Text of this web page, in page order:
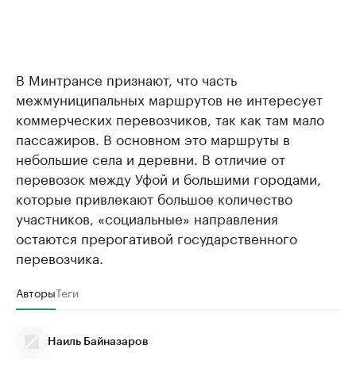
В Минтрансе признают, что часть
межмуниципальных маршрутов не интересует
коммерческих перевозчиков, так как там мало
пассажиров. В основном это маршруты в
небольшие села и деревни. В отличие от
перевозок между Уфой и большими городами,
которые привлекают большое количество
участников, «социальные» направления
остаются прерогативой государственного
перевозчика.
АвторыТеги
Наиль Байназаров